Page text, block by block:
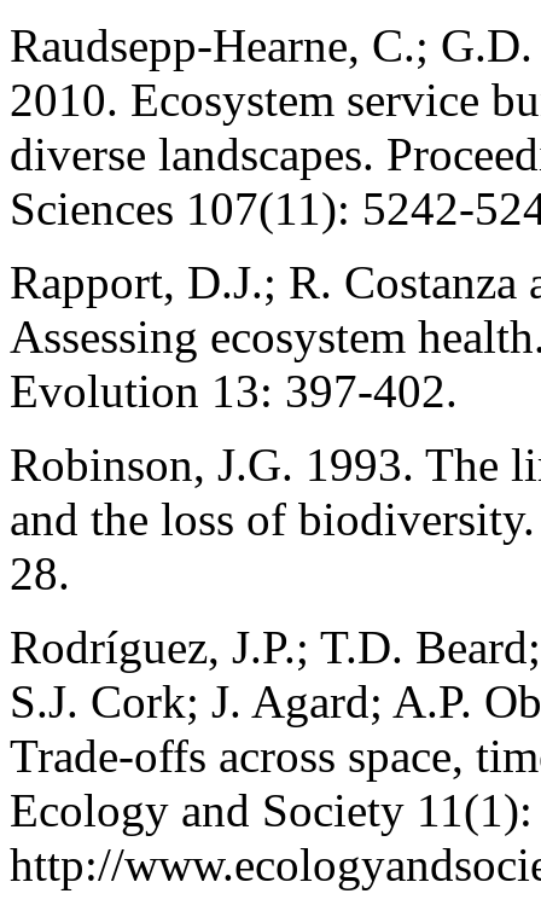
Raudsepp-Hearne, C.;
2010. Ecosystem service
diverse landscapes.
Sciences 107(11): 5242-
Rapport, D.J.; R.
Assessing ecosystem
Evolution 13: 397-402.
Robinson, J.G. 1993. The
and the loss of
28.
Rodríguez, J.P.; T.D.
S.J. Cork; J. Agard; A.P.
Trade-offs across space,
Ecology and Society
http://